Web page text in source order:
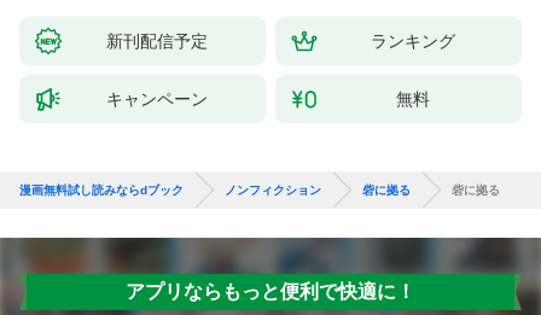
新刊配信予定 ランキング
キャンペーン 無料
漫画無料試し読みならdブック ノンフィクション 砦に拠る 砦に拠る
アプリならもっと便利で快適に！